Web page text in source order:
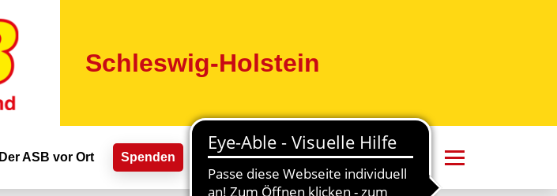
Schleswig-Holstein
Der ASB vor Ort Spenden